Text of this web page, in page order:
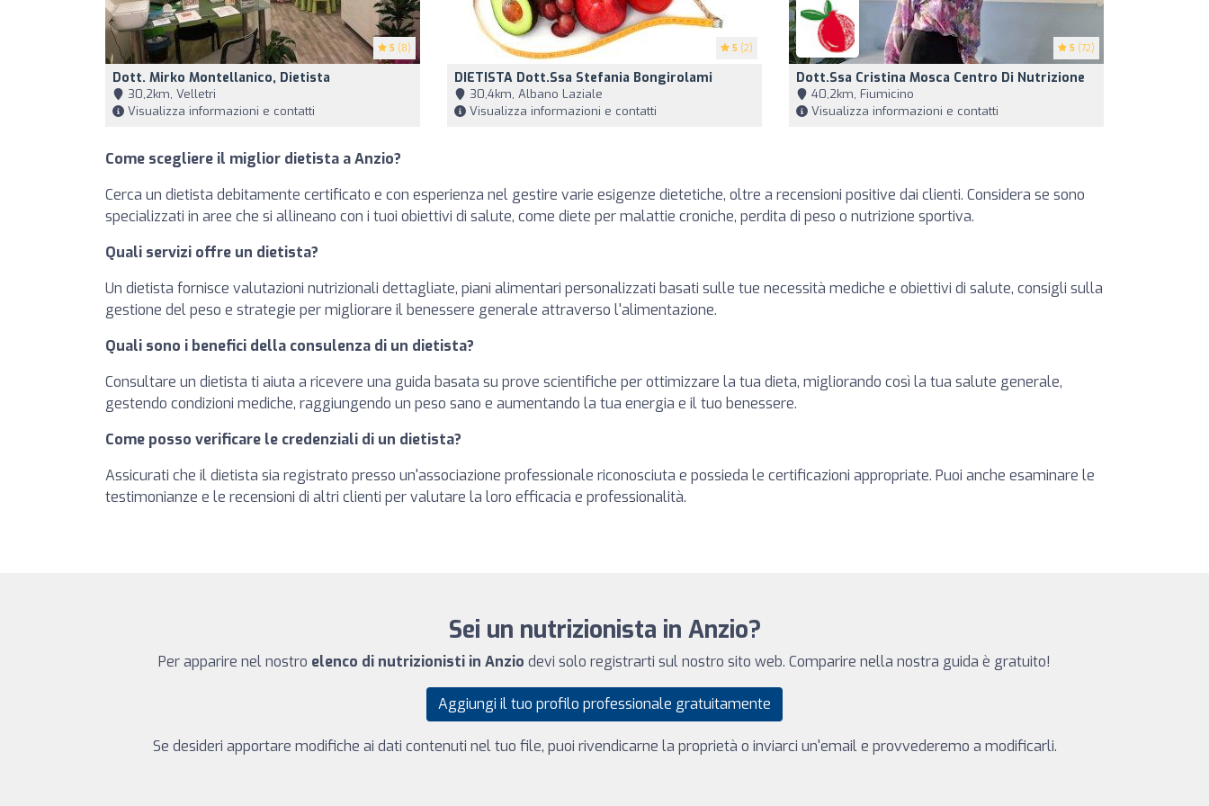
5 (8)
Dott. Mirko Montellanico, Dietista
30,2km, Velletri
Visualizza informazioni e contatti
5 (2)
DIETISTA Dott.ssa Stefania Bongirolami
30,4km, Albano Laziale
Visualizza informazioni e contatti
5 (72)
Dott.ssa Cristina Mosca Centro Di Nutrizione
40,2km, Fiumicino
Visualizza informazioni e contatti
Come scegliere il miglior dietista a Anzio?
Cerca un dietista debitamente certificato e con esperienza nel gestire varie esigenze dietetiche, oltre a recensioni positive dai clienti. Considera se sono
specializzati in aree che si allineano con i tuoi obiettivi di salute, come diete per malattie croniche, perdita di peso o nutrizione sportiva.
Quali servizi offre un dietista?
Un dietista fornisce valutazioni nutrizionali dettagliate, piani alimentari personalizzati basati sulle tue necessità mediche e obiettivi di salute, consigli sulla
gestione del peso e strategie per migliorare il benessere generale attraverso l'alimentazione.
Quali sono i benefici della consulenza di un dietista?
Consultare un dietista ti aiuta a ricevere una guida basata su prove scientifiche per ottimizzare la tua dieta, migliorando così la tua salute generale,
gestendo condizioni mediche, raggiungendo un peso sano e aumentando la tua energia e il tuo benessere.
Come posso verificare le credenziali di un dietista?
Assicurati che il dietista sia registrato presso un'associazione professionale riconosciuta e possieda le certificazioni appropriate. Puoi anche esaminare le
testimonianze e le recensioni di altri clienti per valutare la loro efficacia e professionalità.
Sei un nutrizionista in Anzio?
Per apparire nel nostro elenco di nutrizionisti in Anzio devi solo registrarti sul nostro sito web. Comparire nella nostra guida è gratuito!
Aggiungi il tuo profilo professionale gratuitamente
Se desideri apportare modifiche ai dati contenuti nel tuo file, puoi rivendicarne la proprietà o inviarci un'email e provvederemo a modificarli.